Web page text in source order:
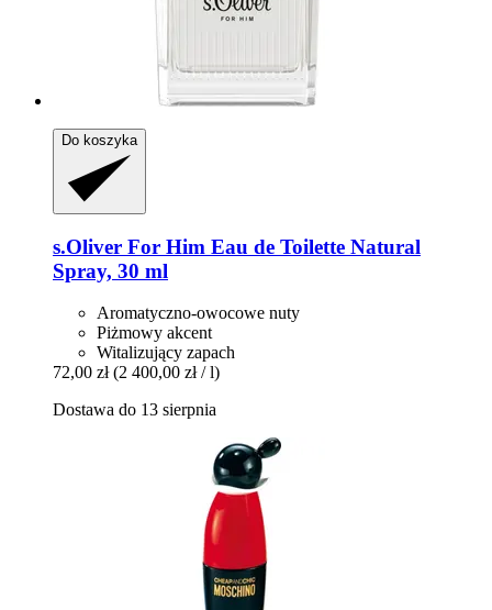
Do koszyka
s.Oliver For Him Eau de Toilette Natural
Spray, 30 ml
Aromatyczno-owocowe nuty
Piżmowy akcent
Witalizujący zapach
72,00 zł (2 400,00 zł / l)
Dostawa do 13 sierpnia